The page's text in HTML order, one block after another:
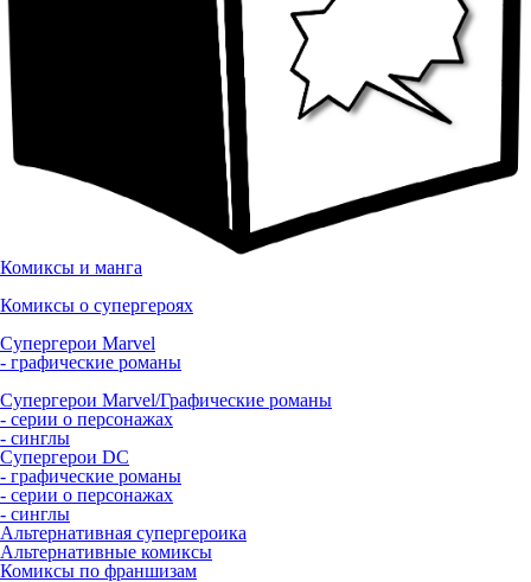
Комиксы и манга
Комиксы о супергероях
Супергерои Marvel
- графические романы
Супергерои Marvel/Графические романы
- серии о персонажах
- синглы
Супергерои DC
- графические романы
- серии о персонажах
- синглы
Альтернативная супергероика
Альтернативные комиксы
Комиксы по франшизам